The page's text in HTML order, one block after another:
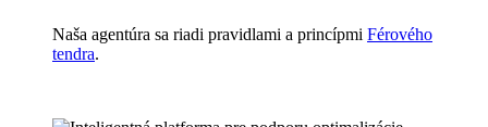
Naša agentúra sa riadi pravidlami a princípmi Férového
tendra.